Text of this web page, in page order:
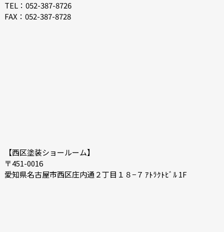
2020-12
TEL：052-387-8726
FAX：052-387-8728
【西区塗装ショールーム】
〒451-0016
愛知県名古屋市西区庄内通２丁目１８−７ ｱﾄﾗｸﾄﾋﾞﾙ 1F